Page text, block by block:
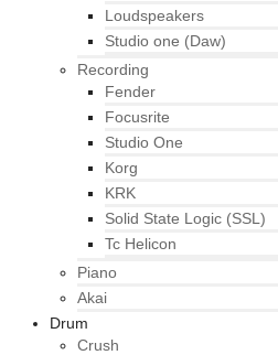
Loudspeakers
Studio one (Daw)
Recording
Fender
Focusrite
Studio One
Korg
KRK
Solid State Logic (SSL)
Tc Helicon
Piano
Akai
Drum
Crush